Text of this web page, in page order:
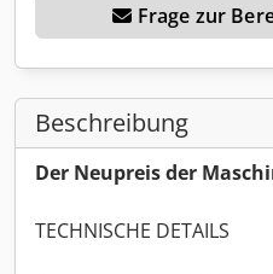
Frage zur
Beschreibung
Der Neupreis der
TECHNISCHE DETAILS